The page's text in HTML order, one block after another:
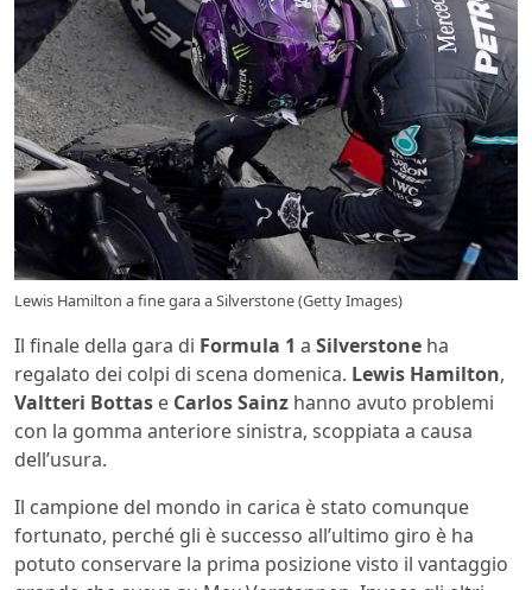
Lewis Hamilton a fine gara a Silverstone (Getty Images)
Il finale della gara di Formula 1 a Silverstone ha
regalato dei colpi di scena domenica. Lewis Hamilton,
Valtteri Bottas e Carlos Sainz hanno avuto problemi
con la gomma anteriore sinistra, scoppiata a causa
dell’usura.
Il campione del mondo in carica è stato comunque
fortunato, perché gli è successo all’ultimo giro è ha
potuto conservare la prima posizione visto il vantaggio